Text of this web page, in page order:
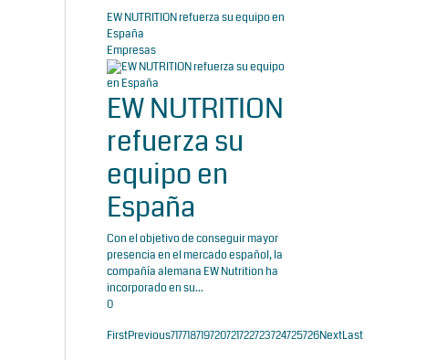
EW NUTRITION refuerza su equipo en
España
Empresas
EW NUTRITION
refuerza su
equipo en
España
Con el objetivo de conseguir mayor
presencia en el mercado español, la
compañía alemana EW Nutrition ha
incorporado en su...
0
FirstPrevious717718719720721722723724725726NextLast